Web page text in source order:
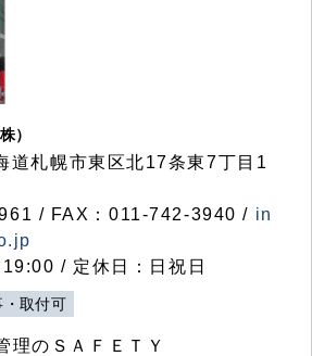
）
札幌市東区北17条東7丁目1
/ FAX：011-742-3940 / in
/ 定休日：日祝日
・取付可
理のＳＡＦＥＴＹ